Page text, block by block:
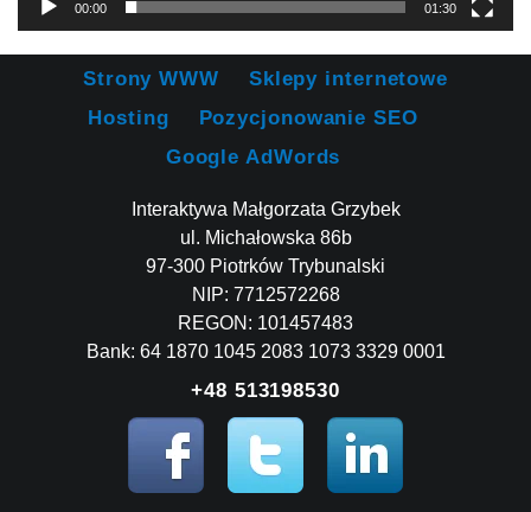
00:00 01:30
Strony WWW
Sklepy internetowe
Hosting
Pozycjonowanie SEO
Google AdWords
Interaktywa Małgorzata Grzybek
ul. Michałowska 86b
97-300 Piotrków Trybunalski
NIP: 7712572268
REGON: 101457483
Bank: 64 1870 1045 2083 1073 3329 0001
+48 513198530